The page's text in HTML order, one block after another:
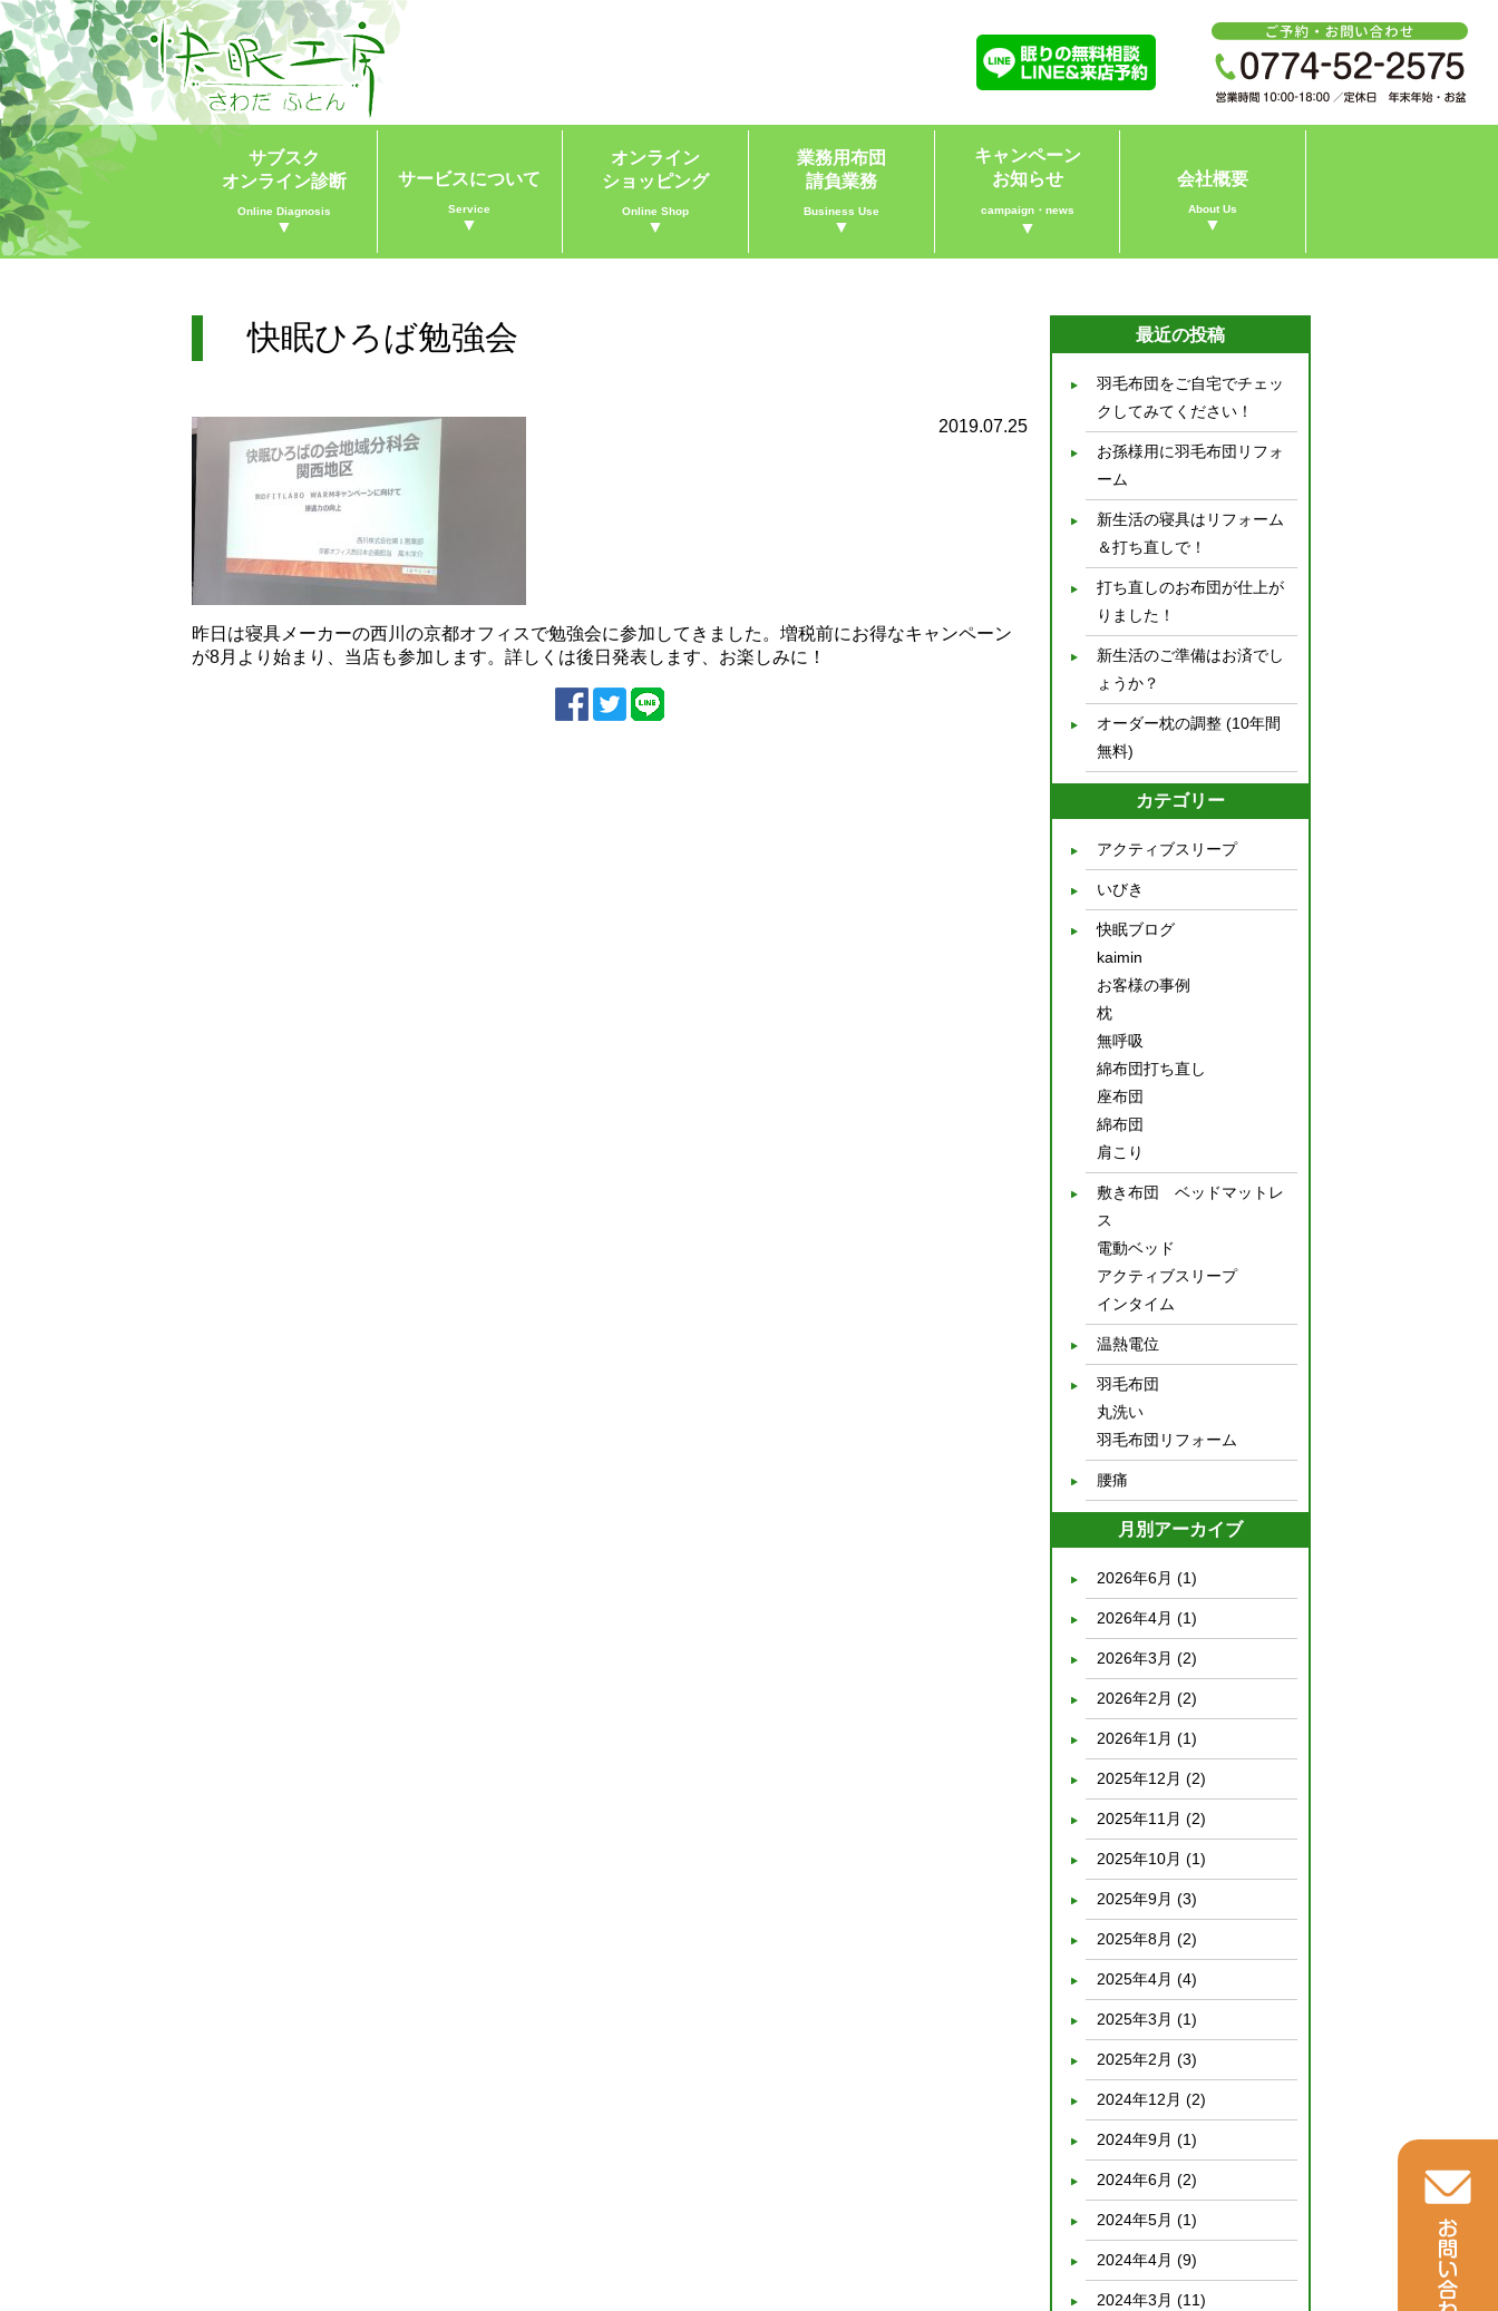
サブスク
オンライン診断
Online Diagnosis
▼
サービスについて
Service
▼
オンライン
ショッピング
Online Shop
▼
業務用布団
請負業務
Business Use
▼
キャンペーン
お知らせ
campaign・news
▼
会社概要
About Us
▼
快眠ひろば勉強会
2019.07.25
昨日は寝具メーカーの西川の京都オフィスで勉強会に参加してきました。増税前にお得なキャンペーン
が8月より始まり、当店も参加します。詳しくは後日発表します、お楽しみに！
最近の投稿
羽毛布団をご自宅でチェッ
クしてみてください！
お孫様用に羽毛布団リフォ
ーム
新生活の寝具はリフォーム
＆打ち直しで！
打ち直しのお布団が仕上が
りました！
新生活のご準備はお済でし
ょうか？
オーダー枕の調整 (10年間
無料)
カテゴリー
アクティブスリープ
いびき
快眠ブログ
kaimin
お客様の事例
枕
無呼吸
綿布団打ち直し
座布団
綿布団
肩こり
敷き布団 ベッドマットレ
ス
電動ベッド
アクティブスリープ
インタイム
温熱電位
羽毛布団
丸洗い
羽毛布団リフォーム
腰痛
月別アーカイブ
2026年6月 (1)
2026年4月 (1)
2026年3月 (2)
2026年2月 (2)
2026年1月 (1)
2025年12月 (2)
2025年11月 (2)
2025年10月 (1)
2025年9月 (3)
2025年8月 (2)
2025年4月 (4)
2025年3月 (1)
2025年2月 (3)
2024年12月 (2)
2024年9月 (1)
2024年6月 (2)
2024年5月 (1)
2024年4月 (9)
2024年3月 (11)